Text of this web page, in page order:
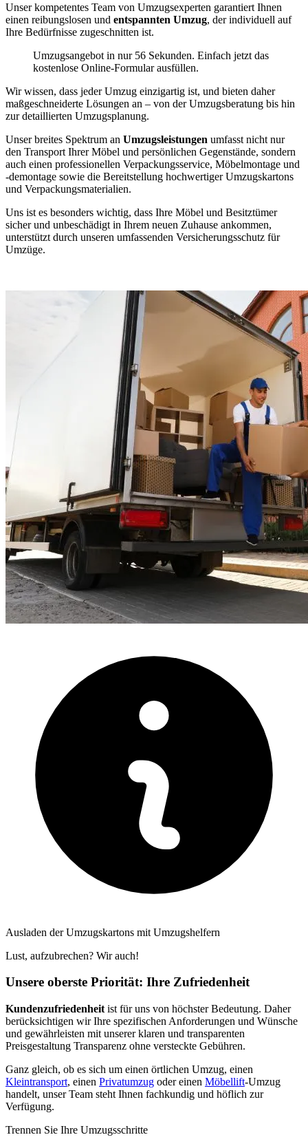
Unser kompetentes Team von Umzugsexperten garantiert Ihnen
einen reibungslosen und entspannten Umzug, der individuell auf
Ihre Bedürfnisse zugeschnitten ist.
Umzugsangebot in nur 56 Sekunden. Einfach jetzt das
kostenlose Online-Formular ausfüllen.
Wir wissen, dass jeder Umzug einzigartig ist, und bieten daher
maßgeschneiderte Lösungen an – von der Umzugsberatung bis hin
zur detaillierten Umzugsplanung.
Unser breites Spektrum an Umzugsleistungen umfasst nicht nur
den Transport Ihrer Möbel und persönlichen Gegenstände, sondern
auch einen professionellen Verpackungsservice, Möbelmontage und
-demontage sowie die Bereitstellung hochwertiger Umzugskartons
und Verpackungsmaterialien.
Uns ist es besonders wichtig, dass Ihre Möbel und Besitztümer
sicher und unbeschädigt in Ihrem neuen Zuhause ankommen,
unterstützt durch unseren umfassenden Versicherungsschutz für
Umzüge.
Ausladen der Umzugskartons mit Umzugshelfern
Lust, aufzubrechen? Wir auch!
Unsere oberste Priorität: Ihre Zufriedenheit
Kundenzufriedenheit ist für uns von höchster Bedeutung. Daher
berücksichtigen wir Ihre spezifischen Anforderungen und Wünsche
und gewährleisten mit unserer klaren und transparenten
Preisgestaltung Transparenz ohne versteckte Gebühren.
Ganz gleich, ob es sich um einen örtlichen Umzug, einen
Kleintransport, einen Privatumzug oder einen Möbellift-Umzug
handelt, unser Team steht Ihnen fachkundig und höflich zur
Verfügung.
Trennen Sie Ihre Umzugsschritte